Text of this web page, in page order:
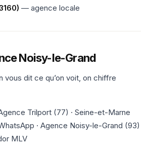
— agence locale
Noisy-le-Grand
vous dit ce qu’on voit, on chiffre
Trilport (77) · Seine-et-Marne
· Agence Noisy-le-Grand (93)
MLV